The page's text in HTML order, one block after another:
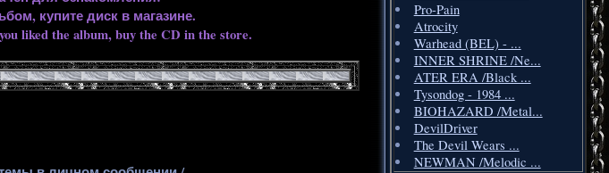
купите диск в магазине.
liked the album, buy the CD in the store.
Pro-Pain
Atrocity
Warhead (BEL) - ...
INNER SHRINE /Ne...
ATER ERA /Black ...
Tysondog - 1984 ...
BIOHAZARD /Metal...
DevilDriver
The Devil Wears ...
NEWMAN /Melodic ...